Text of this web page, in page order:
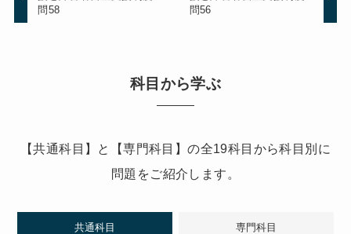
問58
問56
科目から学ぶ
【共通科目】と【専門科目】の全19科目から科目別に
問題をご紹介します。
共通科目 専門科目